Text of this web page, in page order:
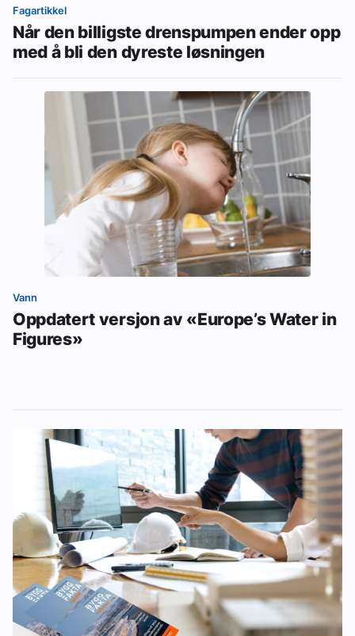
Fagartikkel
Når den billigste drenspumpen ender opp
med å bli den dyreste løsningen
Vann
Oppdatert versjon av «Europe’s Water in
Figures»